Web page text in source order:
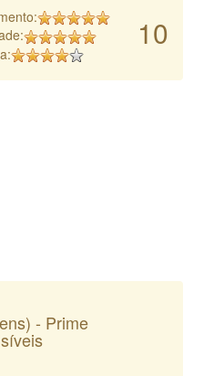
10
- Prime